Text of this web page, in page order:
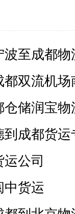
波至成都物
双流机
仓储润宝物
到成都货运
公司
中货运